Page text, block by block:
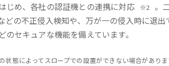
じめ、各社の認証機との連携に対応 ※2
。
どの不正侵入検知や、万が一の侵入時に退
のセキュアな機能を備えています。
状態によってスロープでの設置ができない場合があ